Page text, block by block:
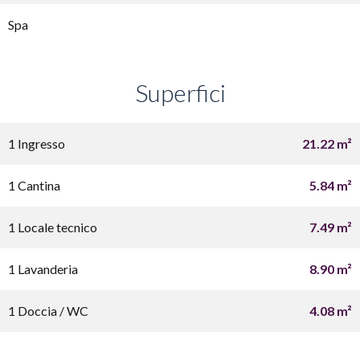
Spa
Superfici
1 Ingresso 21.22 m²
1 Cantina 5.84 m²
1 Locale tecnico 7.49 m²
1 Lavanderia 8.90 m²
1 Doccia / WC 4.08 m²